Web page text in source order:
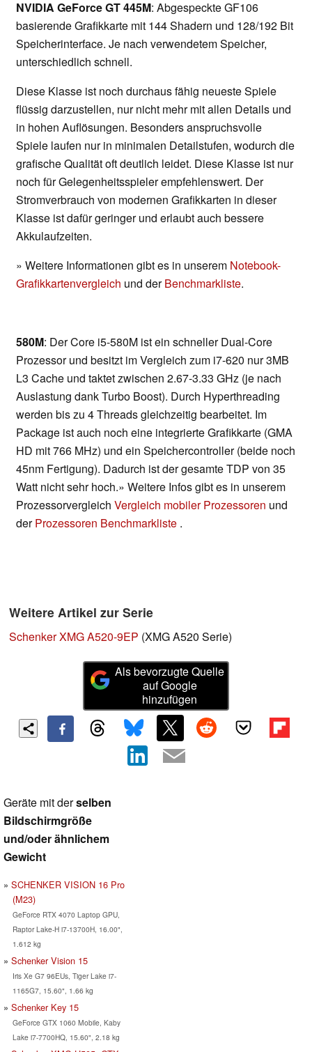
NVIDIA GeForce GT 445M: Abgespeckte GF106
basierende Grafikkarte mit 144 Shadern und 128/192 Bit
Speicherinterface. Je nach verwendetem Speicher,
unterschiedlich schnell.
Diese Klasse ist noch durchaus fähig neueste Spiele
flüssig darzustellen, nur nicht mehr mit allen Details und
in hohen Auflösungen. Besonders anspruchsvolle
Spiele laufen nur in minimalen Detailstufen, wodurch die
grafische Qualität oft deutlich leidet. Diese Klasse ist nur
noch für Gelegenheitsspieler empfehlenswert. Der
Stromverbrauch von modernen Grafikkarten in dieser
Klasse ist dafür geringer und erlaubt auch bessere
Akkulaufzeiten.
» Weitere Informationen gibt es in unserem Notebook-
Grafikkartenvergleich und derBenchmarkliste.
580M: Der Core i5-580M ist ein schneller Dual-Core
Prozessor und besitzt im Vergleich zum i7-620 nur 3MB
L3 Cache und taktet zwischen 2.67-3.33 GHz (je nach
Auslastung dank Turbo Boost). Durch Hyperthreading
werden bis zu 4 Threads gleichzeitig bearbeitet. Im
Package ist auch noch eine integrierte Grafikkarte (GMA
HD mit 766 MHz) und ein Speichercontroller (beide noch
45nm Fertigung). Dadurch ist der gesamte TDP von 35
Watt nicht sehr hoch.» Weitere Infos gibt es in unserem
Prozessorvergleich Vergleich mobiler Prozessoren und
derProzessoren Benchmarkliste .
Weitere Artikel zur Serie
Schenker XMG A520-9EP (XMG A520 Serie)
Als bevorzugte Quelle
auf Google
hinzufügen
Geräte mit derselben
Bildschirmgröße
und/oder ähnlichem
Gewicht
SCHENKER VISION 16 Pro
(M23)
GeForce RTX 4070 Laptop GPU,
Raptor Lake-H i7-13700H, 16.00",
1.612 kg
Schenker Vision 15
Iris Xe G7 96EUs, Tiger Lake i7-
1165G7, 15.60", 1.66 kg
Schenker Key 15
GeForce GTX 1060 Mobile, Kaby
Lake i7-7700HQ, 15.60", 2.18 kg